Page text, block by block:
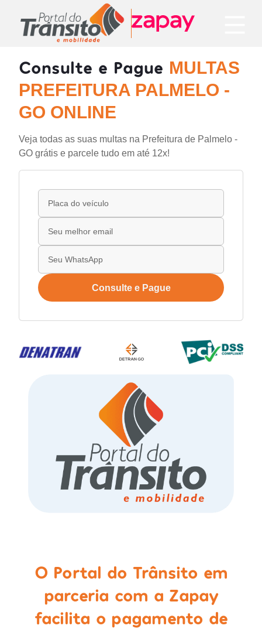
Consulte e Pague MULTAS
PREFEITURA PALMELO -
GO ONLINE
Veja todas as suas multas na Prefeitura de Palmelo -
GO grátis e parcele tudo em até 12x!
Consulte e Pague
O Portal do Trânsito em
parceria com a Zapay
facilita o pagamento de